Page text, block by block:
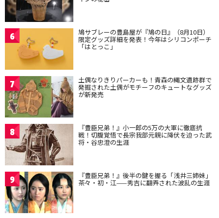
6 鳩サブレーの豊島屋が『鳩の日』（8月10日）
限定グッズ詳細を発表！今年はシリコンポーチ
「はとっこ」
7 土偶なりきりパーカーも！青森の縄文遺跡群で
発掘された土偶がモチーフのキュートなグッズ
が新発売
8 『豊臣兄弟！』小一郎の5万の大軍に徹底抗
戦！切腹覚悟で長宗我部元親に降伏を迫った武
将・谷忠澄の生涯
9 『豊臣兄弟！』後半の鍵を握る「浅井三姉妹」
茶々・初・江——秀吉に翻弄された波乱の生涯